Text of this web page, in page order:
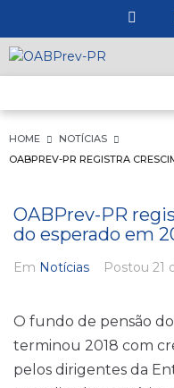
HOME
NOTÍCIAS
OABPREV-PR REGISTRA
OABPrev-PR
do esperado em
Em Notícias Postou 21
O fundo de pensão
terminou 2018 com
pelos dirigentes da